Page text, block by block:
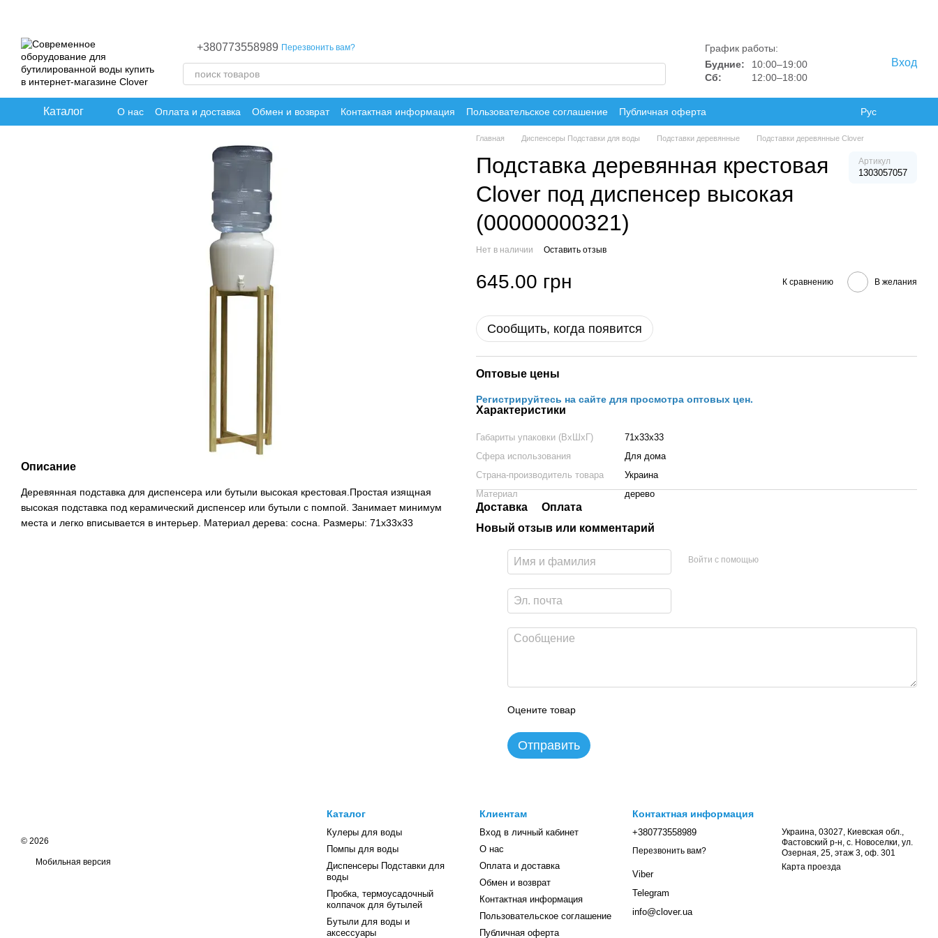
+380773558989 Перезвонить вам?
График работы:
Будние:
10:00–19:00
Сб:
12:00–18:00
Вход
Каталог О нас Оплата и доставка Обмен и возврат Контактная информация Пользовательское соглашение Публичная оферта Рус
Описание
Деревянная подставка для диспенсера или бутыли высокая крестовая.Простая изящная
высокая подставка под керамический диспенсер или бутыли с помпой. Занимает минимум
места и легко вписывается в интерьер. Материал дерева: сосна. Размеры: 71х33х33
Главная Диспенсеры Подставки для воды Подставки деревянные Подставки деревянные Clover
Подставка деревянная крестовая
Clover под диспенсер высокая
(00000000321)
Артикул
1303057057
Нет в наличии Оставить отзыв
645.00 грн К сравнению В желания
Сообщить, когда появится
Оптовые цены
Регистрируйтесь на сайте для просмотра оптовых цен.
Характеристики
Габариты упаковки (ВхШхГ)
71х33х33
Сфера использования
Для дома
Страна-производитель товара
Украина
Материал
дерево
Доставка
Оплата
Новый отзыв или комментарий
Войти с помощью
Оцените товар
Отправить
© 2026
Мобильная версия
Каталог
Кулеры для воды
Помпы для воды
Диспенсеры Подставки для
воды
Пробка, термоусадочный
колпачок для бутылей
Бутыли для воды и
аксессуары
Клиентам
Вход в личный кабинет
О нас
Оплата и доставка
Обмен и возврат
Контактная информация
Пользовательское соглашение
Публичная оферта
Контактная информация
+380773558989
Перезвонить вам?
Viber
Telegram
info@clover.ua
Украина, 03027, Киевская обл.,
Фастовский р-н, с. Новоселки, ул.
Озерная, 25, этаж 3, оф. 301
Карта проезда